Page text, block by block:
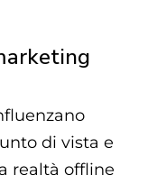
di vista e
realtà offline